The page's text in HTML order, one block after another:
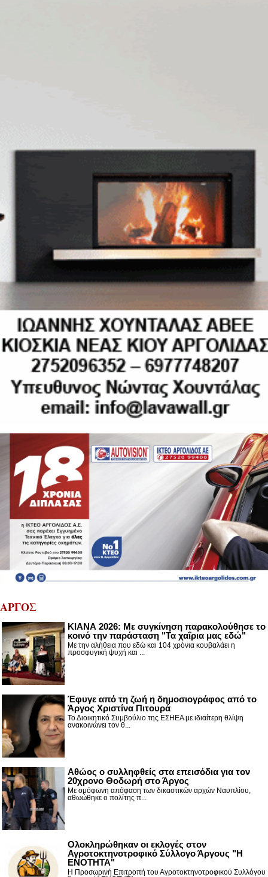
ΑΡΓΟΣ
ΚΙΑΝΑ 2026: Με συγκίνηση παρακολούθησε το
κοινό την παράσταση "Τα χαΐρια μας εδώ"
Με την αλήθεια που εδώ και 104 χρόνια κουβαλάει η
προσφυγική ψυχή και ...
Έφυγε από τη ζωή η δημοσιογράφος από το
Άργος Χριστίνα Πιτουρά
Το Διοικητικό Συμβούλιο της ΕΣΗΕΑ με ιδιαίτερη θλίψη
ανακοινώνει τον θ...
Αθώος ο συλληφθείς στα επεισόδια για τον
20χρονο Θοδωρή στο Άργος
Με ομόφωνη απόφαση των δικαστικών αρχών Ναυπλίου,
αθωώθηκε ο πολίτης π...
Ολοκληρώθηκαν οι εκλογές στον
Αγροτοκτηνοτροφικό Σύλλογο Άργους "Η
ΕΝΟΤΗΤΑ"
Η Προσωρινή Επιτροπή του Αγροτοκτηνοτροφικού Συλλόγου